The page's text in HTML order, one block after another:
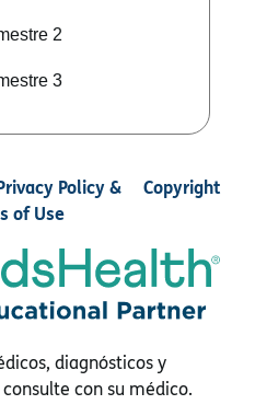
2
3
Policy &
of Use
Copyright
diagnósticos y
con su médico.